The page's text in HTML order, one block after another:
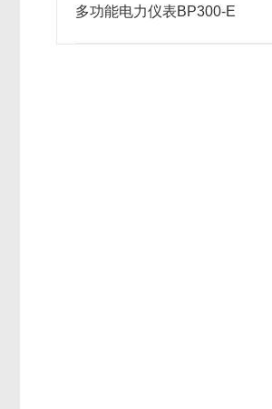
多功能电力仪表BP300-E